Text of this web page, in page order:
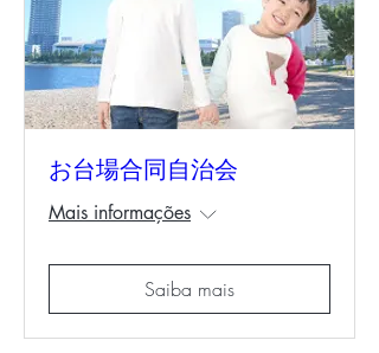
お台場合同自治会
Mais informações
Saiba mais